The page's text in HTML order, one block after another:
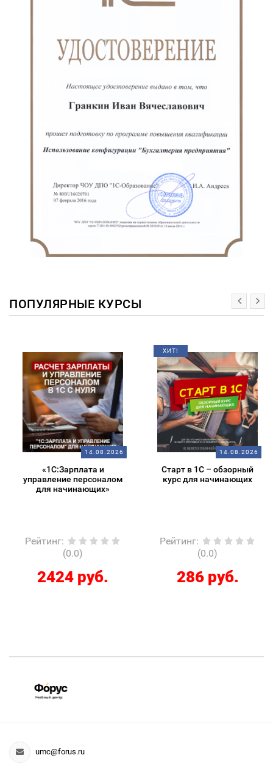
ПОПУЛЯРНЫЕ КУРСЫ
14.08.2026
«1С:Зарплата и
управление персоналом
для начинающих»
Рейтинг:
(0.0)
2424 руб.
ХИТ!
14.08.2026
Старт в 1С – обзорный
курс для начинающих
Рейтинг:
(0.0)
286 руб.
umc@forus.ru